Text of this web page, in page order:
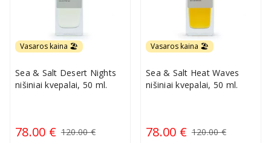
Vasaros kaina 🏖️
Sea & Salt Desert Nights
nišiniai kvepalai, 50 ml.
78.00 € 120.00 €
Vasaros kaina 🏖️
Sea & Salt Heat Waves
nišiniai kvepalai, 50 ml.
78.00 € 120.00 €